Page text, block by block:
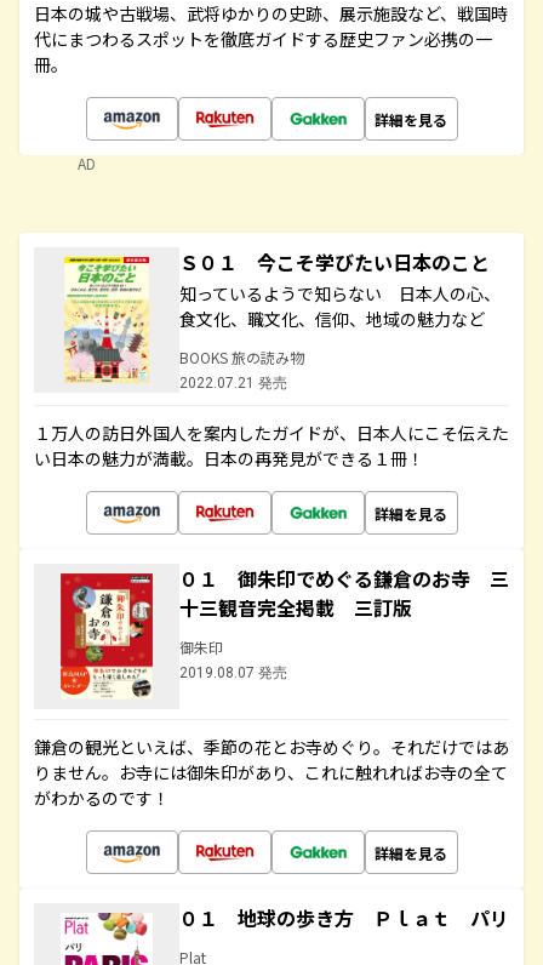
日本の城や古戦場、武将ゆかりの史跡、展示施設など、戦国時
代にまつわるスポットを徹底ガイドする歴史ファン必携の一
冊。
詳細を見る
AD
Ｓ０１ 今こそ学びたい日本のこと
知っているようで知らない 日本人の心、
食文化、職文化、信仰、地域の魅力など
BOOKS 旅の読み物
2022.07.21 発売
１万人の訪日外国人を案内したガイドが、日本人にこそ伝えた
い日本の魅力が満載。日本の再発見ができる１冊！
詳細を見る
０１ 御朱印でめぐる鎌倉のお寺 三
十三観音完全掲載 三訂版
御朱印
2019.08.07 発売
鎌倉の観光といえば、季節の花とお寺めぐり。それだけではあ
りません。お寺には御朱印があり、これに触れればお寺の全て
がわかるのです！
詳細を見る
０１ 地球の歩き方 Ｐｌａｔ パリ
Plat